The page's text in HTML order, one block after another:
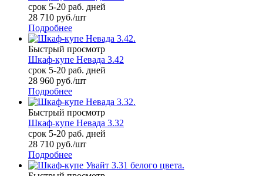
срок 5-20 раб. дней
28 710 руб./шт
Подробнее
Быстрый просмотр
Шкаф-купе Невада 3.42
срок 5-20 раб. дней
28 960 руб./шт
Подробнее
Быстрый просмотр
Шкаф-купе Невада 3.32
срок 5-20 раб. дней
28 710 руб./шт
Подробнее